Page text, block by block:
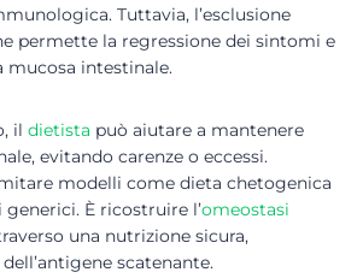
Tuttavia, l’esclusione
permette la regressione dei sintomi e
mucosa intestinale.
il dietista può aiutare a mantenere
evitando carenze o eccessi.
modelli come dieta chetogenica
È ricostruire l’omeostasi
una nutrizione sicura,
scatenante.